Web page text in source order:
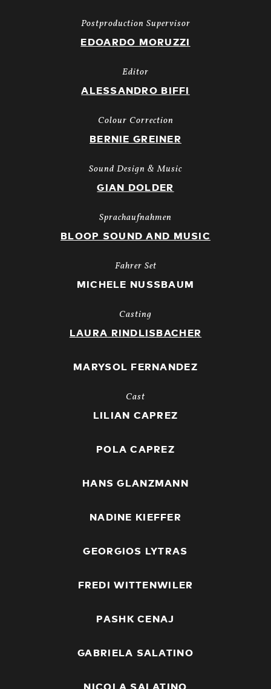
Postproduction Supervisor
EDOARDO MORUZZI
Editor
ALESSANDRO BIFFI
Colour Correction
BERNIE GREINER
Sound Design & Music
GIAN DOLDER
Sprachaufnahmen
BLOOP SOUND AND MUSIC
Fahrer Set
MICHELE NUSSBAUM
Casting
LAURA RINDLISBACHER
MARYSOL FERNANDEZ
Cast
LILIAN CAPREZ
POLA CAPREZ
HANS GLANZMANN
NADINE KIEFFER
GEORGIOS LYTRAS
FREDI WITTENWILER
PASHK CENAJ
GABRIELA SALATINO